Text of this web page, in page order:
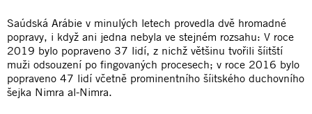
Saúdská Arábie v minulých letech provedla dvě hromadné
popravy, i když ani jedna nebyla ve stejném rozsahu: V roce
2019 bylo popraveno 37 lidí, z nichž většinu tvořili šíitští
muži odsouzení po fingovaných procesech; v roce 2016 bylo
popraveno 47 lidí včetně prominentního šíitského duchovního
šejka Nimra al-Nimra.